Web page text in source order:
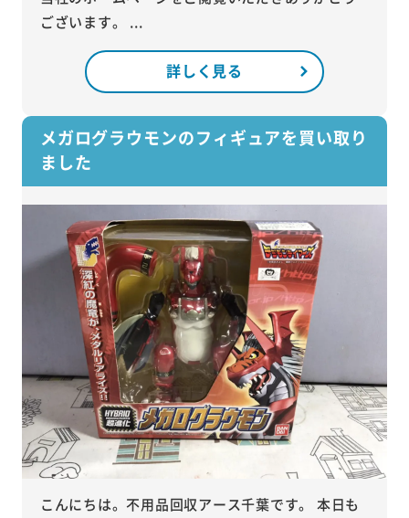
ございます。 ...
詳しく見る
メガログラウモンのフィギュアを買い取り
ました
こんにちは。不用品回収アース千葉です。 本日も